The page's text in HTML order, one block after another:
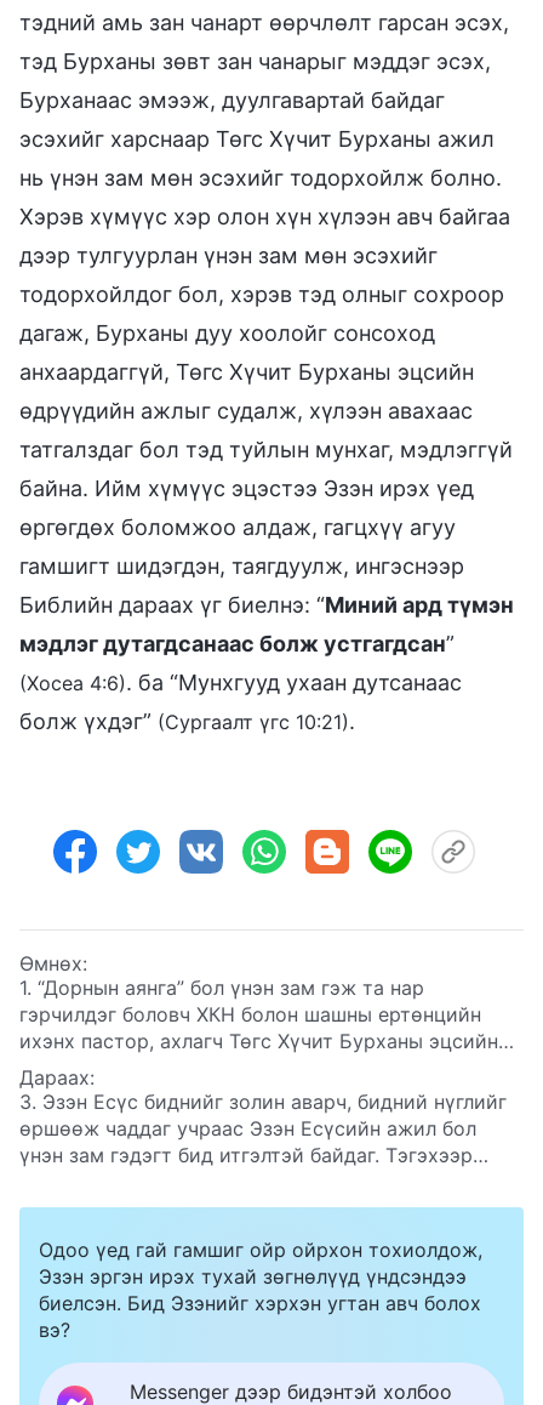
тэдний амь зан чанарт өөрчлөлт гарсан эсэх,
тэд Бурханы зөвт зан чанарыг мэддэг эсэх,
Бурханаас эмээж, дуулгавартай байдаг
эсэхийг харснаар Төгс Хүчит Бурханы ажил
нь үнэн зам мөн эсэхийг тодорхойлж болно.
Хэрэв хүмүүс хэр олон хүн хүлээн авч байгаа
дээр тулгуурлан үнэн зам мөн эсэхийг
тодорхойлдог бол, хэрэв тэд олныг сохроор
дагаж, Бурханы дуу хоолойг сонсоход
анхаардаггүй, Төгс Хүчит Бурханы эцсийн
өдрүүдийн ажлыг судалж, хүлээн авахаас
татгалздаг бол тэд туйлын мунхаг, мэдлэггүй
байна. Ийм хүмүүс эцэстээ Эзэн ирэх үед
өргөгдөх боломжоо алдаж, гагцхүү агуу
гамшигт шидэгдэн, таягдуулж, ингэснээр
Библийн дараах үг биелнэ: “Миний ард түмэн
мэдлэг дутагдсанаас болж устгагдсан”
(Хосеа 4:6). ба “Мунхгууд ухаан дутсанаас
болж үхдэг” (Сургаалт үгс 10:21).
Өмнөх:
1. “Дорнын аянга” бол үнэн зам гэж та нар
гэрчилдэг боловч ХКН болон шашны ертөнцийн
ихэнх пастор, ахлагч Төгс Хүчит Бурханы эцсийн
өдрүүдийн ажлыг эсэргүүцэж, яллаж байгаа нь
“Дорнын аянга” үнэн зам байх боломжгүй гэдгийг
харуулж байна. Энэ талаарх бидний ойлголтод
буруу зүйл байна уу?
Дараах:
3. Эзэн Есүс биднийг золин аварч, бидний нүглийг
өршөөж чаддаг учраас Эзэн Есүсийн ажил бол
үнэн зам гэдэгт бид итгэлтэй байдаг. Тэгэхээр
батлах ямар нотлох баримт байна вэ?
Одоо үед гай гамшиг ойр ойрхон тохиолдож,
Эзэн эргэн ирэх тухай зөгнөлүүд үндсэндээ
биелсэн. Бид Эзэнийг хэрхэн угтан авч болох
вэ?
Messenger дээр бидэнтэй холбоо